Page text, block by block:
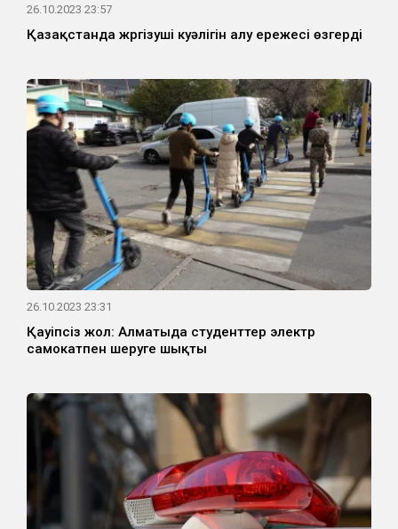
26.10.2023 23:57
Қазақстанда жүргізуші куәлігін алу ережесі өзгерді
26.10.2023 23:31
Қауіпсіз жол: Алматыда студенттер электр
самокатпен шеруге шықты